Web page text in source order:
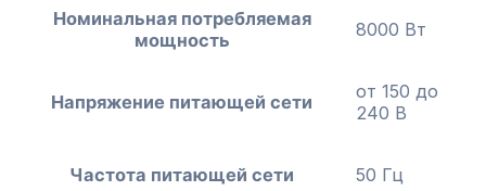
Номинальная потребляемая
мощность
8000 Вт
Напряжение питающей сети
от 150 до
240 В
Частота питающей сети 50 Гц